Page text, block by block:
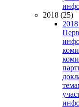
2018 (25)